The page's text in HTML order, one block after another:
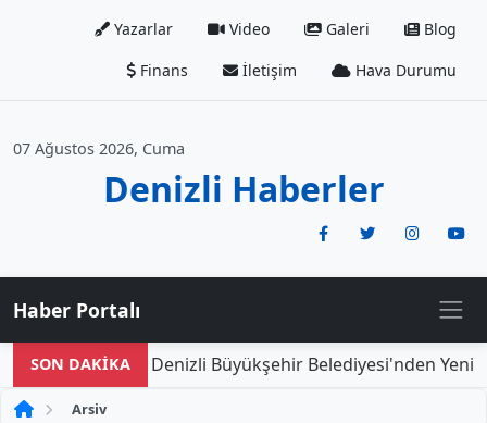
Yazarlar Video Galeri
Blog
Finans
İletişim Hava Durumu
07 Ağustos 2026, Cuma
Denizli Haberler
Haber Portalı
SON DAKİKA Denizli Büyükşehir Belediyesi'nden Yeni
Arsiv